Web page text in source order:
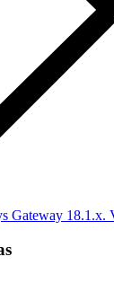
Gateway 18.1.x.